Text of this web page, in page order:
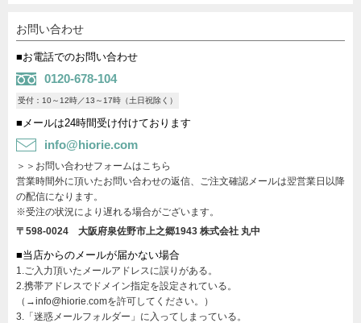
お問い合わせ
■お電話でのお問い合わせ
0120-678-104
受付：10～12時／13～17時（土日祝除く）
■メールは24時間受け付けております
info@hiorie.com
＞＞お問い合わせフォームはこちら
営業時間外に頂いたお問い合わせの返信、ご注文確認メールは翌営業日以降
の配信になります。
※受注の状況により遅れる場合がございます。
〒598-0024 大阪府泉佐野市上之郷1943 株式会社 丸中
■当店からのメールが届かない場合
1.ご入力頂いたメールアドレスに誤りがある。
2.携帯アドレスでドメイン指定を設定されている。
（→info@hiorie.comを許可してください。）
3.「迷惑メールフォルダー」に入ってしまっている。